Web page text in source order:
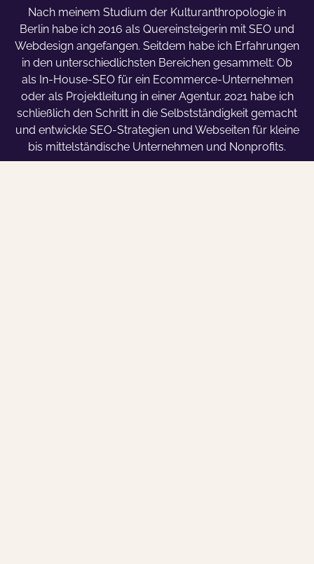
Nach meinem Studium der Kulturanthropologie in
Berlin habe ich 2016 als Quereinsteigerin mit SEO und
Webdesign angefangen. Seitdem habe ich Erfahrungen
in den unterschiedlichsten Bereichen gesammelt: Ob
als In-House-SEO für ein Ecommerce-Unternehmen
oder als Projektleitung in einer Agentur. 2021 habe ich
schließlich den Schritt in die Selbstständigkeit gemacht
und entwickle SEO-Strategien und Webseiten für kleine
bis mittelständische Unternehmen und Nonprofits.